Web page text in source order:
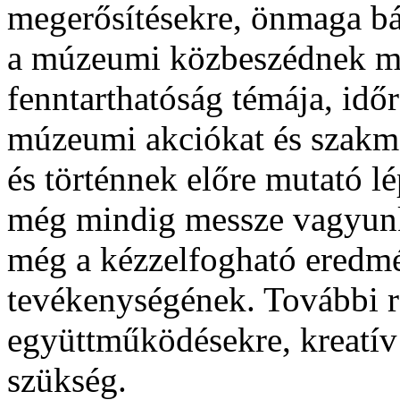
megerősítésekre, önmaga
a múzeumi közbeszédnek
fenntarthatóság témája,
múzeumi akciókat és
és történnek előre mutató
még mindig messze
még a kézzelfogható
tevékenységének. További
együttműködésekre,
szükség.